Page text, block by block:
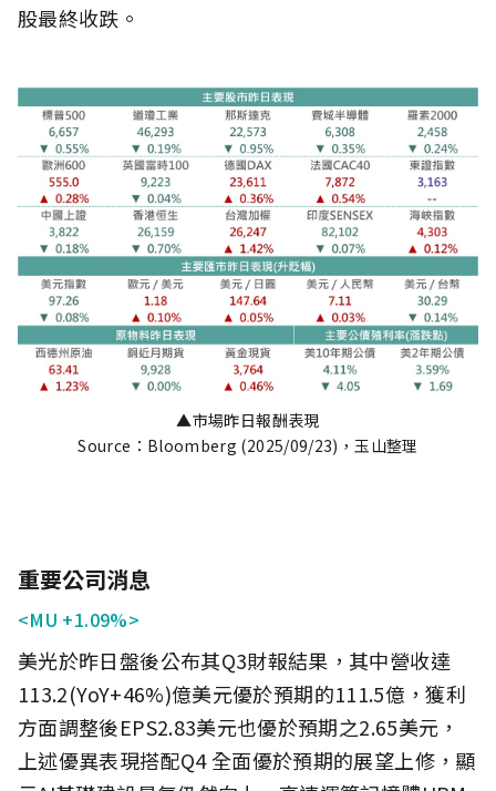
股最終收跌。
▲市場昨日報酬表現
Source：Bloomberg (2025/09/23)，玉山整理
重要公司消息
<MU +1.09%>
美光於昨日盤後公布其Q3財報結果，其中營收達
113.2(YoY+46%)億美元優於預期的111.5億，獲利
方面調整後EPS2.83美元也優於預期之2.65美元，
上述優異表現搭配Q4 全面優於預期的展望上修，顯